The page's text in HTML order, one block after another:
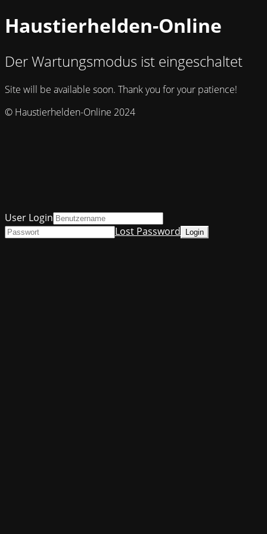
Haustierhelden-Online
Der Wartungsmodus ist eingeschaltet
Site will be available soon. Thank you for your patience!
© Haustierhelden-Online 2024
User Login
Lost Password